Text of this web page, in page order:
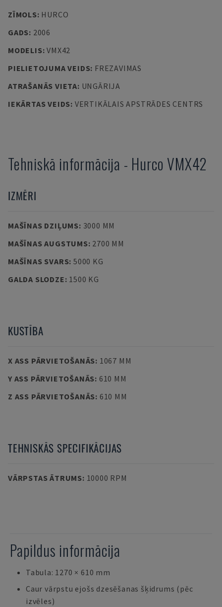
ZĪMOLS: HURCO
GADS: 2006
MODELIS:VMX42
PIELIETOJUMA VEIDS: FREZAVIMAS
ATRAŠANĀS VIETA: UNGĀRIJA
IEKĀRTAS VEIDS: VERTIKĀLAIS APSTRĀDES CENTRS
Tehniskā informācija - Hurco VMX42
IZMĒRI
MAŠĪNAS DZIĻUMS: 3000 MM
MAŠĪNAS AUGSTUMS: 2700 MM
MAŠĪNAS SVARS: 5000 KG
GALDA SLODZE: 1500 KG
KUSTĪBA
X ASS PĀRVIETOŠANĀS: 1067 MM
Y ASS PĀRVIETOŠANĀS: 610 MM
Z ASS PĀRVIETOŠANĀS: 610 MM
TEHNISKĀS SPECIFIKĀCIJAS
VĀRPSTAS ĀTRUMS: 10000 RPM
Papildus informācija
Tabula: 1270 × 610 mm
Caur vārpstu ejošs dzesēšanas šķidrums (pēc
izvēles)